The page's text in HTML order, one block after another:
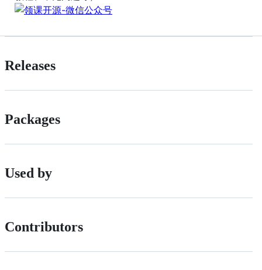
Releases
Packages
Used by
Contributors